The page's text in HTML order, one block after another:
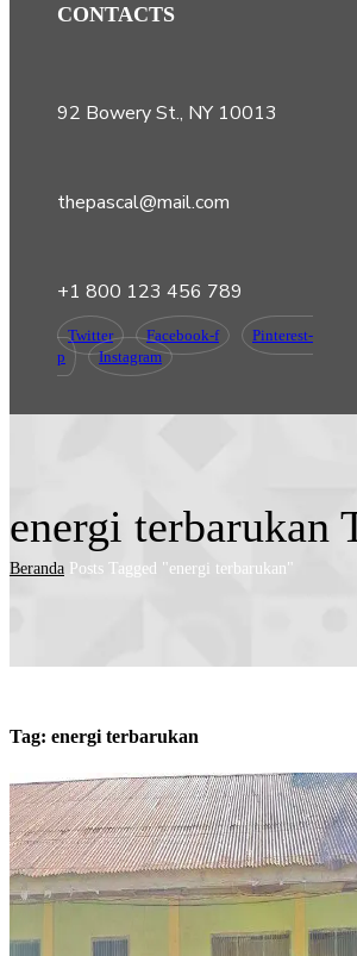
CONTACTS
92 Bowery St., NY 10013
thepascal@mail.com
+1 800 123 456 789
Twitter Facebook-f
Pinterest-
p
Instagram
energi terbarukan
Beranda Posts Tagged "energi terbarukan"
Tag: energi terbarukan